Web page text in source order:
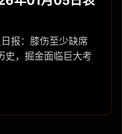
报：膝伤至少缺席
史，掘金面临巨大考